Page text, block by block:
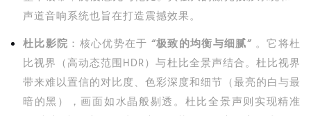
声道音响系统也旨在打造震撼效果。
杜比影院 ：核心优势在于 “极致的均衡与细腻” 。它将杜
比视界（高动态范围HDR）与杜比全景声结合。杜比视界
带来难以置信的对比度、色彩深度和细节（最亮的白与最
暗的黑），画面如水晶般剔透。杜比全景声则实现精准